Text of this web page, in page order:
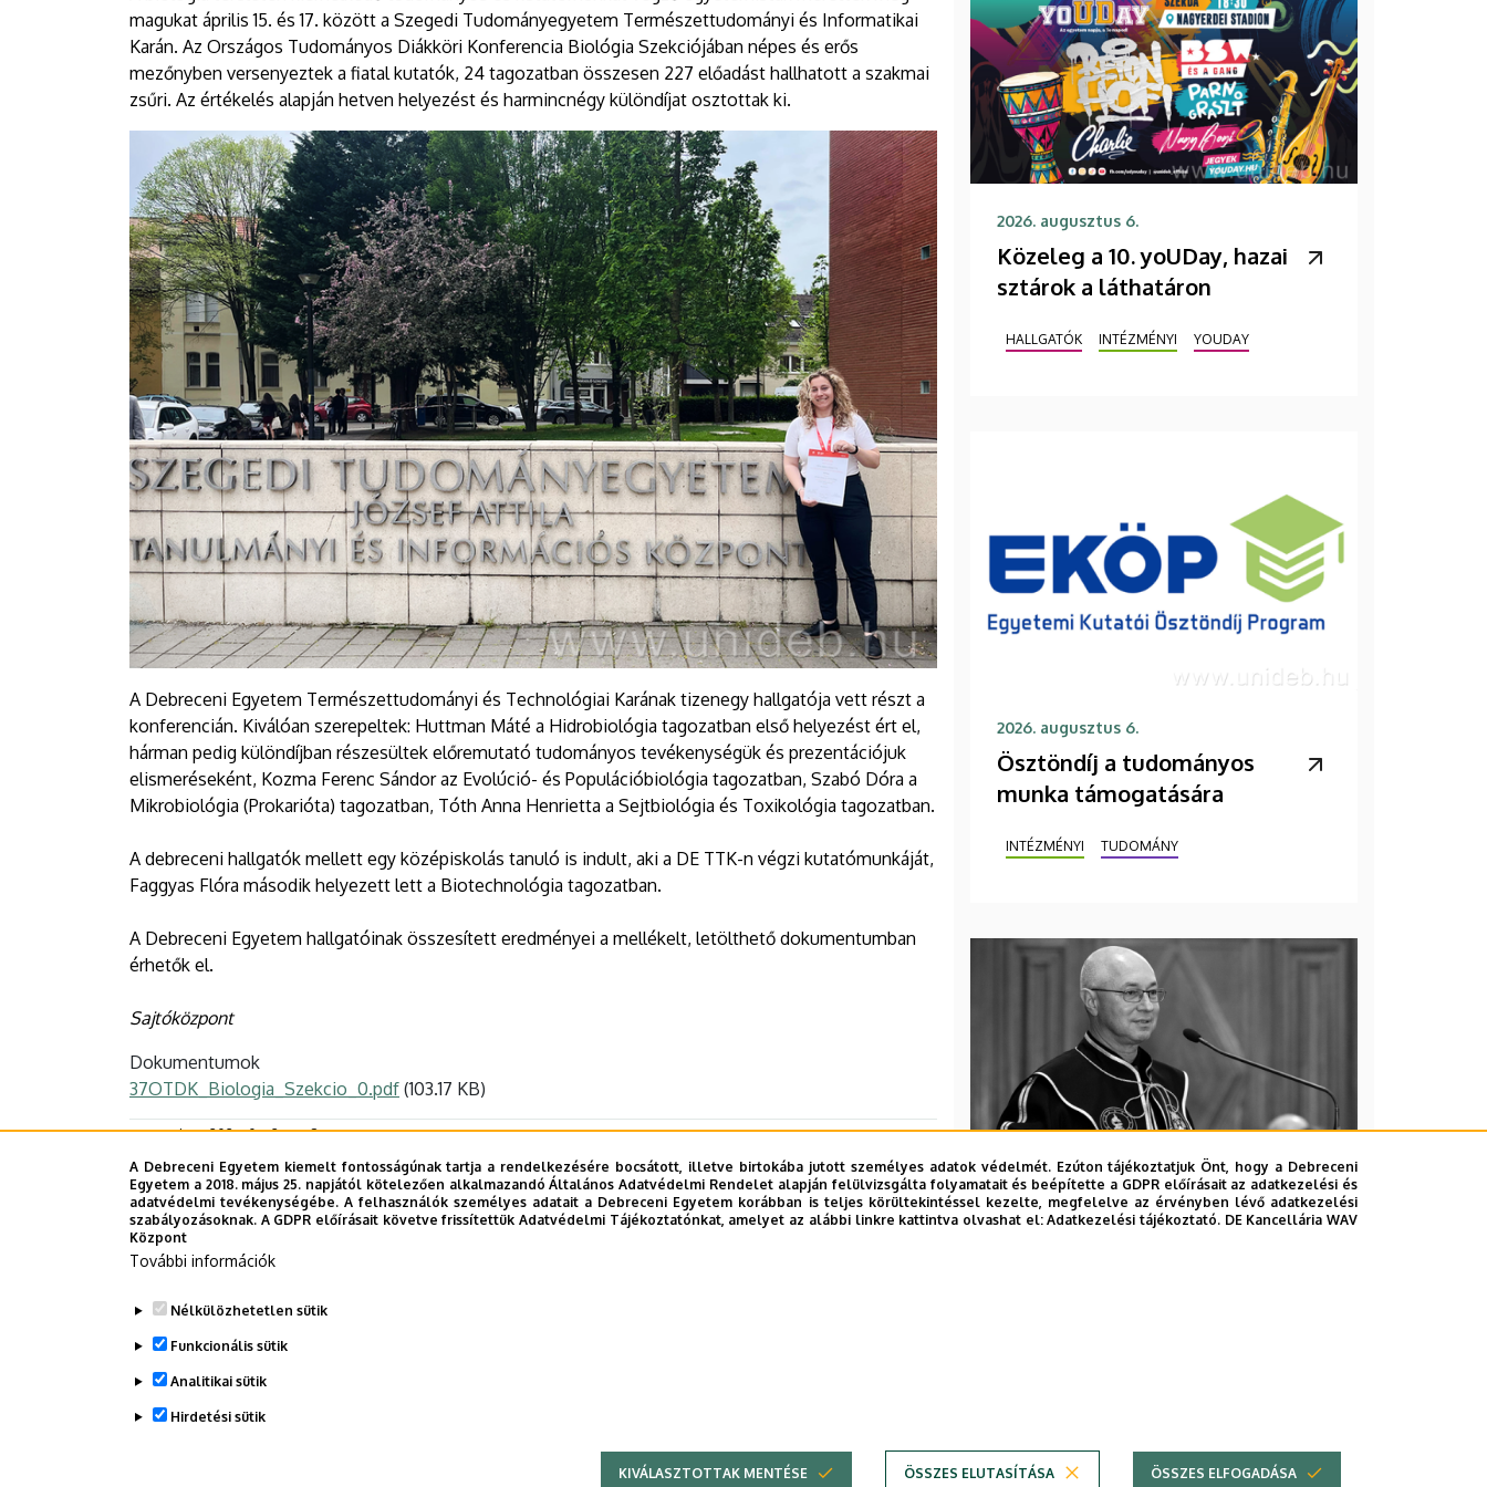
magukat április 15. és 17. között a Szegedi Tudományegyetem Természettudományi és Informatikai
Karán. Az Országos Tudományos Diákköri Konferencia Biológia Szekciójában népes és erős
mezőnyben versenyeztek a fiatal kutatók, 24 tagozatban összesen 227 előadást hallhatott a szakmai
zsűri. Az értékelés alapján hetven helyezést és harmincnégy különdíjat osztottak ki.
A Debreceni Egyetem Természettudományi és Technológiai Karának tizenegy hallgatója vett részt a
konferencián. Kiválóan szerepeltek: Huttman Máté a Hidrobiológia tagozatban első helyezést ért el,
hárman pedig különdíjban részesültek előremutató tudományos tevékenységük és prezentációjuk
elismeréseként, Kozma Ferenc Sándor az Evolúció- és Populációbiológia tagozatban, Szabó Dóra a
Mikrobiológia (Prokarióta) tagozatban, Tóth Anna Henrietta a Sejtbiológia és Toxikológia tagozatban.
A debreceni hallgatók mellett egy középiskolás tanuló is indult, aki a DE TTK-n végzi kutatómunkáját,
Faggyas Flóra második helyezett lett a Biotechnológia tagozatban.
A Debreceni Egyetem hallgatóinak összesített eredményei a mellékelt, letölthető dokumentumban
érhetők el.
Sajtóközpont
Dokumentumok
37OTDK_Biologia_Szekcio_0.pdf (103.17 KB)
Last update: 2025. 04. 24. 11:18
Megosztás
2026. augusztus 6.
Közeleg a 10. yoUDay, hazai
sztárok a láthatáron
HALLGATÓK INTÉZMÉNYI YOUDAY
2026. augusztus 6.
Ösztöndíj a tudományos
munka támogatására
INTÉZMÉNYI TUDOMÁNY
A Debreceni Egyetem kiemelt fontosságúnak tartja a rendelkezésére bocsátott, illetve birtokába jutott személyes adatok védelmét. Ezúton tájékoztatjuk Önt, hogy a Debreceni
Egyetem a 2018. május 25. napjától kötelezően alkalmazandó Általános Adatvédelmi Rendelet alapján felülvizsgálta folyamatait és beépítette a GDPR előírásait az adatkezelési és
adatvédelmi tevékenységébe. A felhasználók személyes adatait a Debreceni Egyetem korábban is teljes körültekintéssel kezelte, megfelelve az érvényben lévő adatkezelési
szabályozásoknak. A GDPR előírásait követve frissítettük Adatvédelmi Tájékoztatónkat, amelyet az alábbi linkre kattintva olvashat el:Adatkezelési tájékoztató. DE Kancellária WAV
Központ
További információk
Nélkülözhetetlen sütik
Funkcionális sütik
Analitikai sütik
Hirdetési sütik
KIVÁLASZTOTTAK MENTÉSE ÖSSZES ELUTASÍTÁSA ÖSSZES ELFOGADÁSA